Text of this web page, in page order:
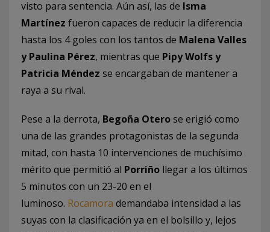
visto para sentencia. Aún así, las de Isma
Martínez fueron capaces de reducir la diferencia
hasta los 4 goles con los tantos de Malena Valles
y Paulina Pérez, mientras que Pipy Wolfs y
Patricia Méndez se encargaban de mantener a
raya a su rival.
Pese a la derrota, Begoña Oterose erigió como
una de las grandes protagonistas de la segunda
mitad, con hasta 10 intervenciones de muchísimo
mérito que permitió al Porriño llegar a los últimos
5 minutos con un 23-20 en el
luminoso. Rocamora demandaba intensidad a las
suyas con la clasificación ya en el bolsillo y, lejos